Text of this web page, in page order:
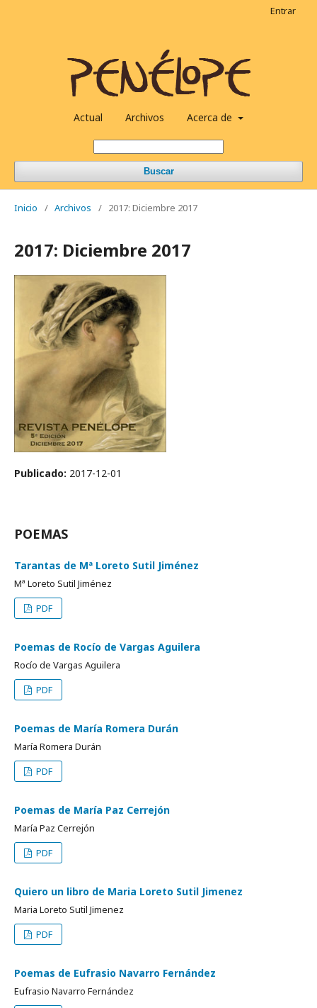
Actual Archivos Acerca de
Buscar
Entrar
Inicio / Archivos / 2017: Diciembre 2017
2017: Diciembre 2017
Publicado: 2017-12-01
POEMAS
Tarantas de Mª Loreto Sutil Jiménez
Mª Loreto Sutil Jiménez
PDF
Poemas de Rocío de Vargas Aguilera
Rocío de Vargas Aguilera
PDF
Poemas de María Romera Durán
María Romera Durán
PDF
Poemas de María Paz Cerrejón
María Paz Cerrejón
PDF
Quiero un libro de Maria Loreto Sutil Jimenez
Maria Loreto Sutil Jimenez
PDF
Poemas de Eufrasio Navarro Fernández
Eufrasio Navarro Fernández